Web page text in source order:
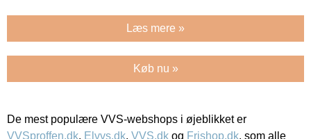
Læs mere »
Køb nu »
De mest populære VVS-webshops i øjeblikket er
VVSproffen.dk, Elvvs.dk, VVS.dk og Frishop.dk, som alle